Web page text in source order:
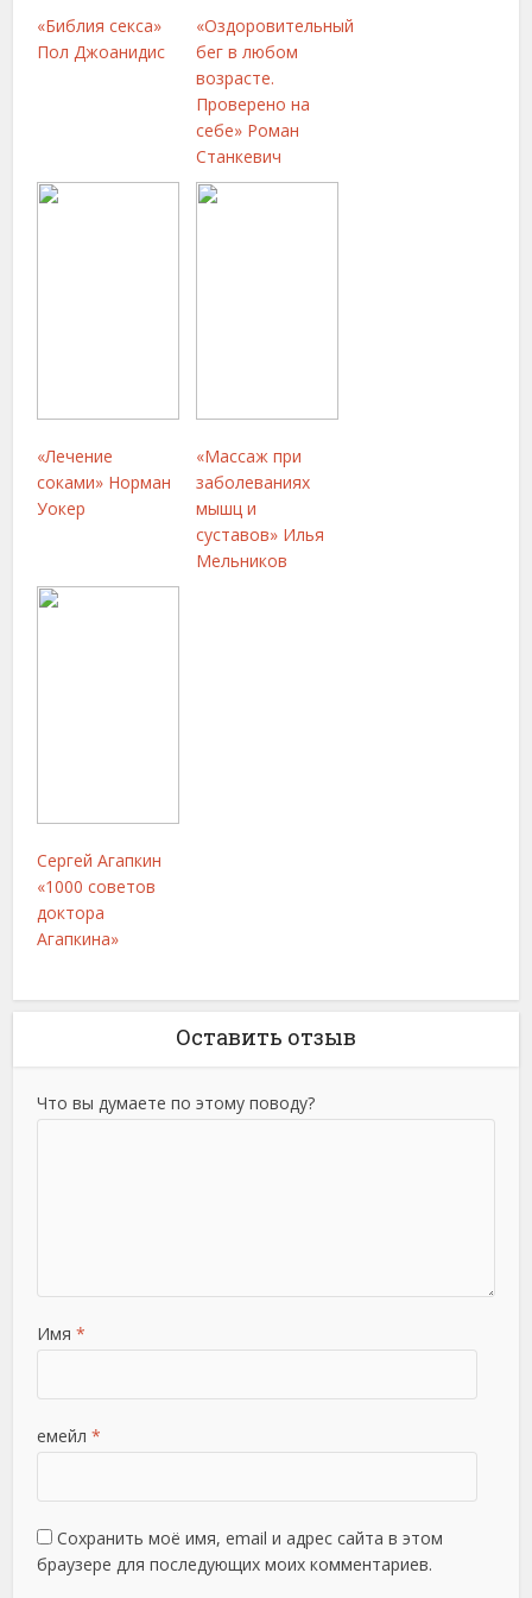
«Библия секса»
Пол Джоанидис
«Оздоровительный
бег в любом
возрасте.
Проверено на
себе» Роман
Станкевич
«Лечение
соками» Норман
Уокер
«Массаж при
заболеваниях
мышц и
суставов» Илья
Мельников
Сергей Агапкин
«1000 советов
доктора
Агапкина»
Оставить отзыв
Что вы думаете по этому поводу?
Имя *
емейл *
Сохранить моё имя, email и адрес сайта в этом
браузере для последующих моих комментариев.